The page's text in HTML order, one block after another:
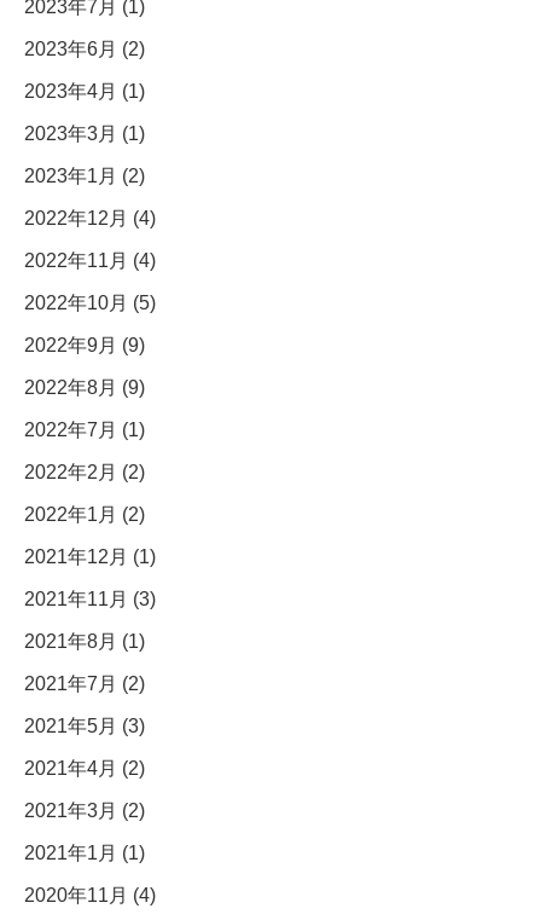
2023年7月 (1)
2023年6月 (2)
2023年4月 (1)
2023年3月 (1)
2023年1月 (2)
2022年12月 (4)
2022年11月 (4)
2022年10月 (5)
2022年9月 (9)
2022年8月 (9)
2022年7月 (1)
2022年2月 (2)
2022年1月 (2)
2021年12月 (1)
2021年11月 (3)
2021年8月 (1)
2021年7月 (2)
2021年5月 (3)
2021年4月 (2)
2021年3月 (2)
2021年1月 (1)
2020年11月 (4)